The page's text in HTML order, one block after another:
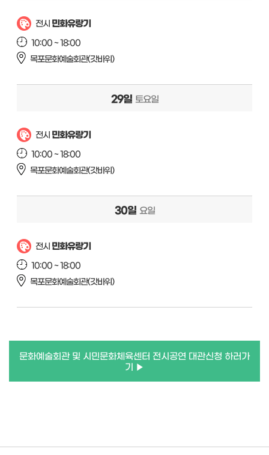
전시 민화유랑기
10:00 ~ 18:00
목포문화예술회관(갓바위)
29일 토요일
전시 민화유랑기
10:00 ~ 18:00
목포문화예술회관(갓바위)
30일 요일
전시 민화유랑기
10:00 ~ 18:00
목포문화예술회관(갓바위)
문화예술회관 및 시민문화체육센터 전시공연 대관신청 하러가
기 ▶